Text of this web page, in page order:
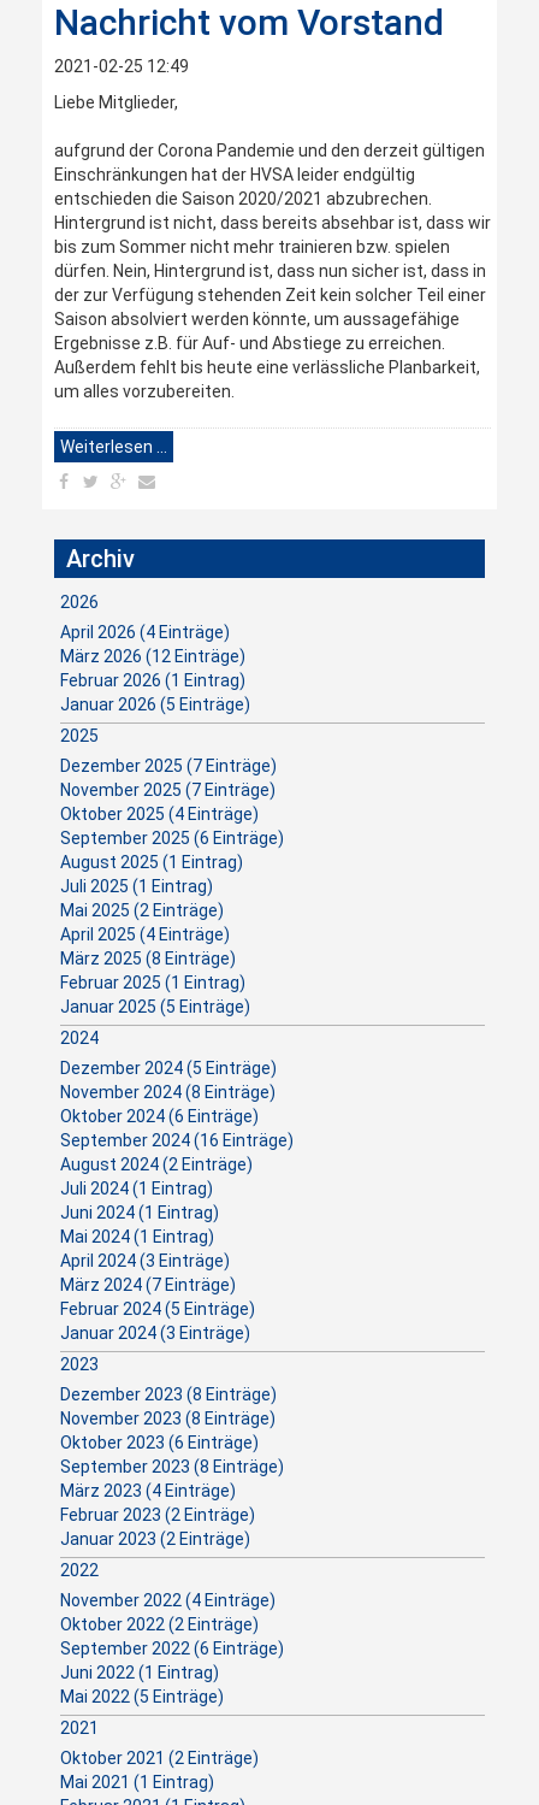
Nachricht vom Vorstand
2021-02-25 12:49
Liebe Mitglieder,
aufgrund der Corona Pandemie und den derzeit gültigen
Einschränkungen hat der HVSA leider endgültig
entschieden die Saison 2020/2021 abzubrechen.
Hintergrund ist nicht, dass bereits absehbar ist, dass wir
bis zum Sommer nicht mehr trainieren bzw. spielen
dürfen. Nein, Hintergrund ist, dass nun sicher ist, dass in
der zur Verfügung stehenden Zeit kein solcher Teil einer
Saison absolviert werden könnte, um aussagefähige
Ergebnisse z.B. für Auf- und Abstiege zu erreichen.
Außerdem fehlt bis heute eine verlässliche Planbarkeit,
um alles vorzubereiten.
Weiterlesen …
Archiv
2026
April 2026 (4 Einträge)
März 2026 (12 Einträge)
Februar 2026 (1 Eintrag)
Januar 2026 (5 Einträge)
2025
Dezember 2025 (7 Einträge)
November 2025 (7 Einträge)
Oktober 2025 (4 Einträge)
September 2025 (6 Einträge)
August 2025 (1 Eintrag)
Juli 2025 (1 Eintrag)
Mai 2025 (2 Einträge)
April 2025 (4 Einträge)
März 2025 (8 Einträge)
Februar 2025 (1 Eintrag)
Januar 2025 (5 Einträge)
2024
Dezember 2024 (5 Einträge)
November 2024 (8 Einträge)
Oktober 2024 (6 Einträge)
September 2024 (16 Einträge)
August 2024 (2 Einträge)
Juli 2024 (1 Eintrag)
Juni 2024 (1 Eintrag)
Mai 2024 (1 Eintrag)
April 2024 (3 Einträge)
März 2024 (7 Einträge)
Februar 2024 (5 Einträge)
Januar 2024 (3 Einträge)
2023
Dezember 2023 (8 Einträge)
November 2023 (8 Einträge)
Oktober 2023 (6 Einträge)
September 2023 (8 Einträge)
März 2023 (4 Einträge)
Februar 2023 (2 Einträge)
Januar 2023 (2 Einträge)
2022
November 2022 (4 Einträge)
Oktober 2022 (2 Einträge)
September 2022 (6 Einträge)
Juni 2022 (1 Eintrag)
Mai 2022 (5 Einträge)
2021
Oktober 2021 (2 Einträge)
Mai 2021 (1 Eintrag)